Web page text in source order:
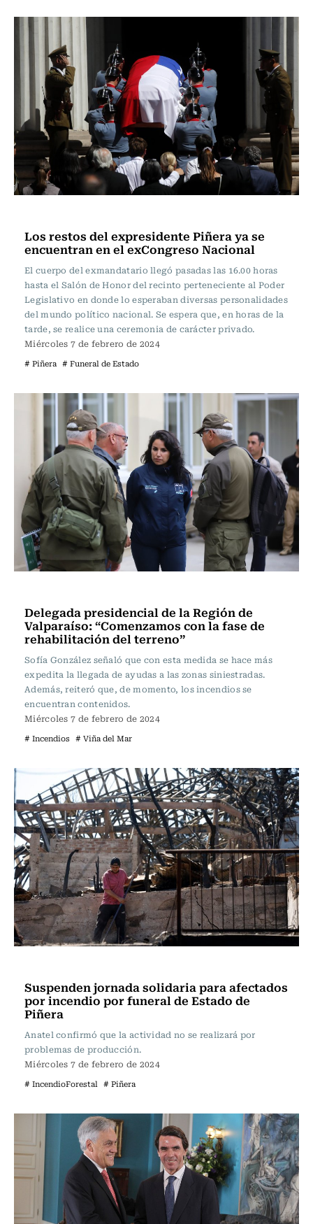
Los restos del expresidente Piñera ya se
encuentran en el exCongreso Nacional
El cuerpo del exmandatario llegó pasadas las 16.00 horas
hasta el Salón de Honor del recinto perteneciente al Poder
Legislativo en donde lo esperaban diversas personalidades
del mundo político nacional. Se espera que, en horas de la
tarde, se realice una ceremonia de carácter privado.
Miércoles 7 de febrero de 2024
# Piñera # Funeral de Estado
Delegada presidencial de la Región de
Valparaíso: “Comenzamos con la fase de
rehabilitación del terreno”
Sofía González señaló que con esta medida se hace más
expedita la llegada de ayudas a las zonas siniestradas.
Además, reiteró que, de momento, los incendios se
encuentran contenidos.
Miércoles 7 de febrero de 2024
# Incendios # Viña del Mar
Suspenden jornada solidaria para afectados
por incendio por funeral de Estado de
Piñera
Anatel confirmó que la actividad no se realizará por
problemas de producción.
Miércoles 7 de febrero de 2024
# IncendioForestal # Piñera